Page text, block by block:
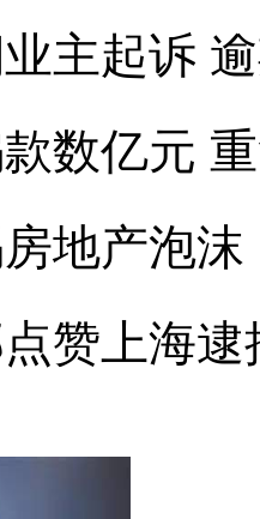
主起诉
数亿元
地产泡沫
赞上海逮